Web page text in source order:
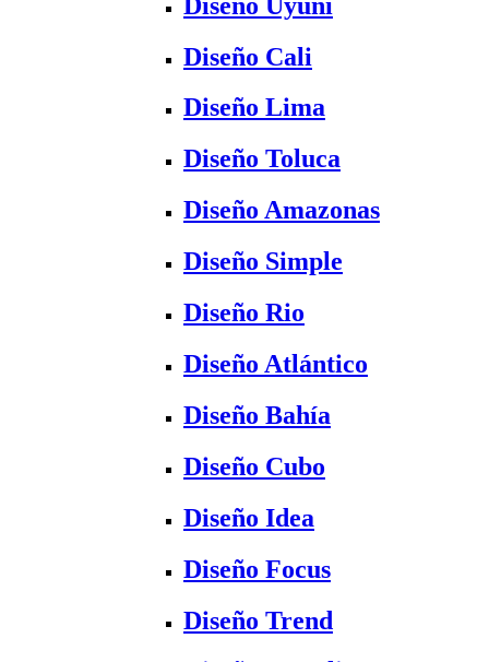
Diseño Cali
Diseño Lima
Diseño Toluca
Diseño Amazonas
Diseño Simple
Diseño Rio
Diseño Atlántico
Diseño Bahía
Diseño Cubo
Diseño Idea
Diseño Focus
Diseño Trend